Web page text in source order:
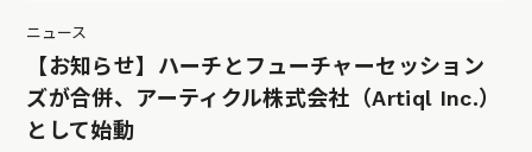
ニュース
【お知らせ】ハーチとフューチャーセッション
ズが合併、アーティクル株式会社（Artiql Inc.）
として始動